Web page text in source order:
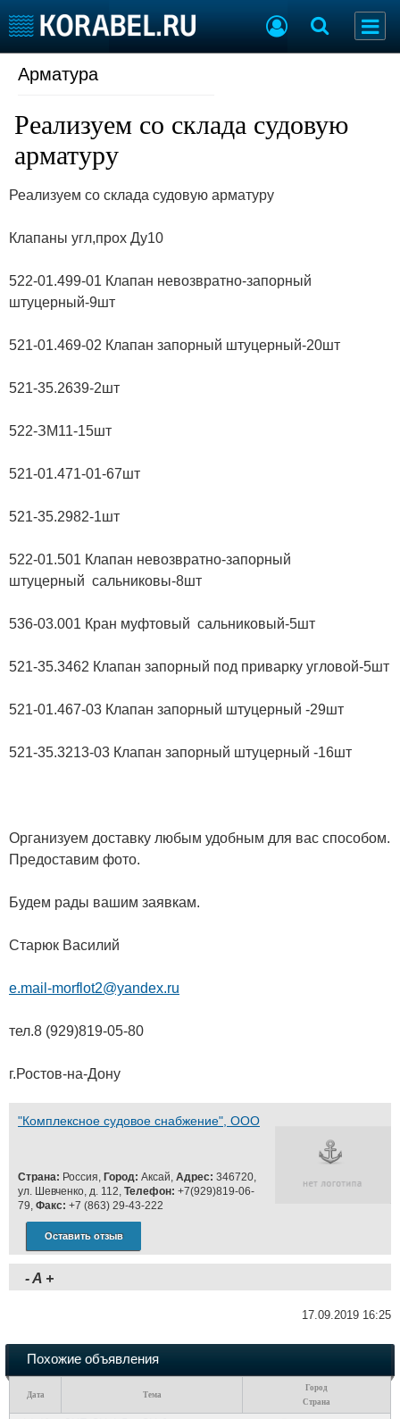
Судостроение
Новости
Репутация
Работа
Журнал
Продажа флота
Материалы
Конференции
Личности
Форум
Арматура
Реализуем со склада судовую
арматуру
Реализуем со склада судовую арматуру
Клапаны угл,прох Ду10
522-01.499-01 Клапан невозвратно-запорный
штуцерный-9шт
521-01.469-02 Клапан запорный штуцерный-20шт
521-35.2639-2шт
522-ЗМ11-15шт
521-01.471-01-67шт
521-35.2982-1шт
522-01.501 Клапан невозвратно-запорный
штуцерный сальниковы-8шт
536-03.001 Кран муфтовый сальниковый-5шт
521-35.3462 Клапан запорный под приварку угловой-5шт
521-01.467-03 Клапан запорный штуцерный -29шт
521-35.3213-03 Клапан запорный штуцерный -16шт
Организуем доставку любым удобным для вас способом.
Предоставим фото.
Будем рады вашим заявкам.
Старюк Василий
e.mail-morflot2@yandex.ru
тел.8 (929)819-05-80
г.Ростов-на-Дону
"Комплексное судовое снабжение", ООО
Страна: Россия, Город: Аксай, Адрес: 346720,
ул. Шевченко, д. 112, Телефон: +7(929)819-06-
79, Факс: +7 (863) 29-43-222
Оставить отзыв
-A +
17.09.2019 16:25
Похожие объявления
Дата Тема
Город
Страна